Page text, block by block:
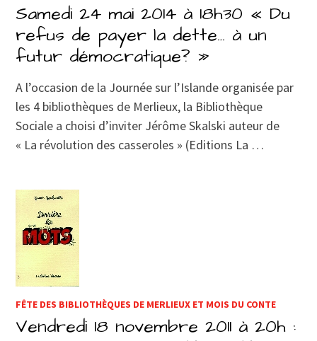
Samedi 24 mai 2014 à 18h30 « Du
refus de payer la dette… à un
futur démocratique? »
A l’occasion de la Journée sur l’Islande organisée par
les 4 bibliothèques de Merlieux, la Bibliothèque
Sociale a choisi d’inviter Jérôme Skalski auteur de
« La révolution des casseroles » (Editions La …
FÊTE DES BIBLIOTHÈQUES DE MERLIEUX ET MOIS DU CONTE
Vendredi 18 novembre 2011 à 20h :